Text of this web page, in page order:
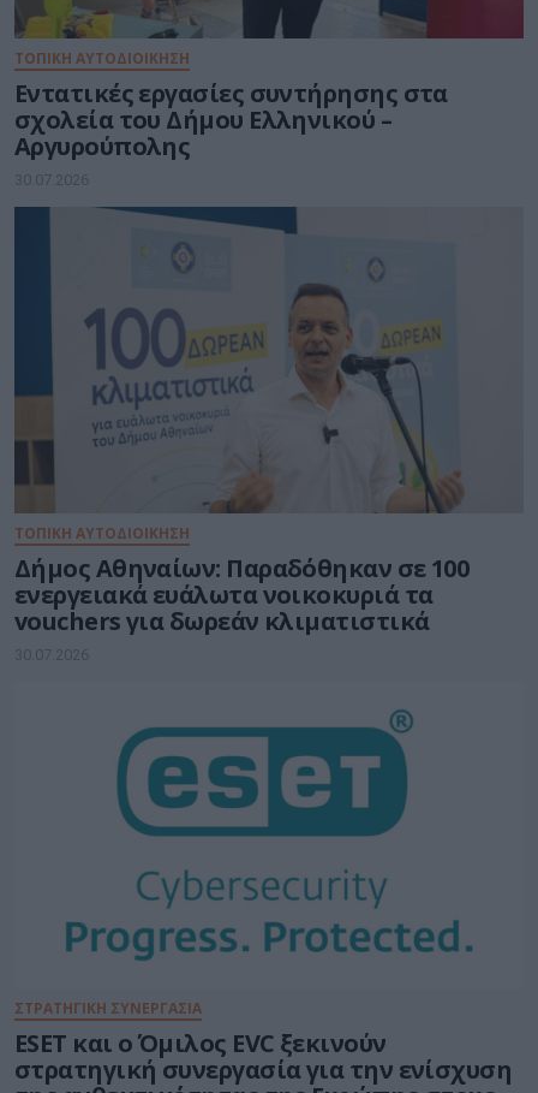
ΤΟΠΙΚΗ ΑΥΤΟΔΙΟΙΚΗΣΗ
Εντατικές εργασίες συντήρησης στα
σχολεία του Δήμου Ελληνικού –
Αργυρούπολης
30.07.2026
ΤΟΠΙΚΗ ΑΥΤΟΔΙΟΙΚΗΣΗ
Δήμος Αθηναίων: Παραδόθηκαν σε 100
ενεργειακά ευάλωτα νοικοκυριά τα
vouchers για δωρεάν κλιματιστικά
30.07.2026
ΣΤΡΑΤΗΓΙΚΗ ΣΥΝΕΡΓΑΣΙΑ
ESET και ο Όμιλος EVC ξεκινούν
στρατηγική συνεργασία για την ενίσχυση